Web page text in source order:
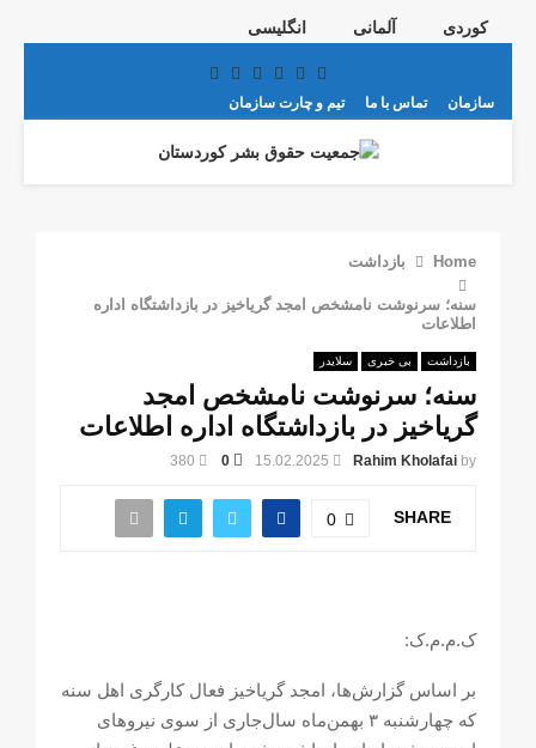
کوردی آلمانی انگلیسی
Facebook
Twitter
Instagram
Youtube
Email
سازمان تماس با ما تیم و چارت سازمان
PRIMARY
Home بازداشت
سنە؛ سرنوشت نامشخص امجد گریاخیز در بازداشتگاە ادارە
اطلاعات
بازداشت بی خبری سلایدر
سنە؛ سرنوشت نامشخص امجد
گریاخیز در بازداشتگاە ادارە اطلاعات
by
Rahim Kholafai
15.02.2025
0
380
SHARE
0
ک.م.م.ک:
بر اساس گزارش‌ها، امجد گریاخیز فعال کارگری اهل سنە
کە چهارشنبە ۳ بهمن‌ماە سال‌جاری از سوی نیروهای